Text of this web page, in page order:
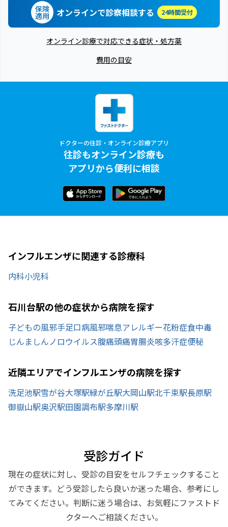
保険
適用 オンラインで診察相談する 24時間受付
オンライン診療で対応できる症状・処方薬
費用の目安
ドクターの往診・オンライン診療アプリ
往診もオンライン診療も
アプリから便利に相談
インフルエンザに関連する診療科
内科小児科
石川台駅の他の症状から病院を探す
子どもの風邪手足口病風邪喘息アレルギー花粉症食中毒
じんましんノロウイルス腹痛頭痛胃腸炎咳多汗症便秘
近隣エリアでインフルエンザの病院を探す
洗足池駅雪が谷大塚駅緑が丘駅大岡山駅北千束駅長原駅
御嶽山駅奥沢駅田園調布駅多摩川駅
受診ガイド
現在の症状に対し、受診の目安をセルフチェックすること
ができます。どう受診したら良いか迷った場合、参考にし
てみてください。判断に迷う場合は、お気軽にファストド
クターへご相談ください。